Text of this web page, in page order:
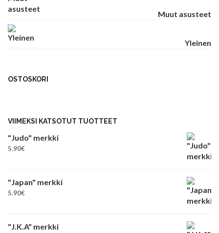
Muut asusteet
Yleinen
OSTOSKORI
VIIMEKSI KATSOTUT TUOTTEET
"Judo" merkki
5.90€
"Japan" merkki
5.90€
"J.K.A" merkki